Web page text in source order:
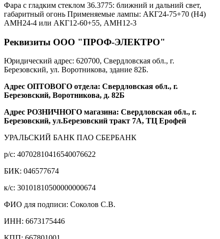
Фара с гладким стеклом 36.3775: ближний и дальний свет,
габаритный огонь Применяемые лампы: АКГ24-75+70 (Н4)
АМН24-4 или АКГ12-60+55, АМН12-3
Реквизиты ООО "ПРОФ-ЭЛЕКТРО"
Юридический адрес: 620700, Свердловская обл., г.
Березовский, ул. Воротникова, здание 82Б.
Адрес ОПТОВОГО отдела: Свердловская обл., г.
Березовский, Воротникова, д. 82Б
Адрес РОЗНИЧНОГО магазина: Свердловская обл., г.
Березовский, ул.Березовский тракт 7А, ТЦ Ерофей
УРАЛЬСКИЙ БАНК ПАО СБЕРБАНК
р/c: 40702810416540076622
БИК: 046577674
к/c: 30101810500000000674
ФИО для подписи: Соколов С.В.
ИНН: 6673175446